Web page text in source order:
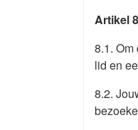
Artikel
8.1.
lid en
8.2.